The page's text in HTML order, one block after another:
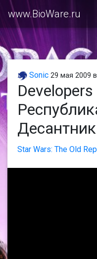
www.BioWare.ru
Sonic 29 мая 2009
Star Wars: The Old